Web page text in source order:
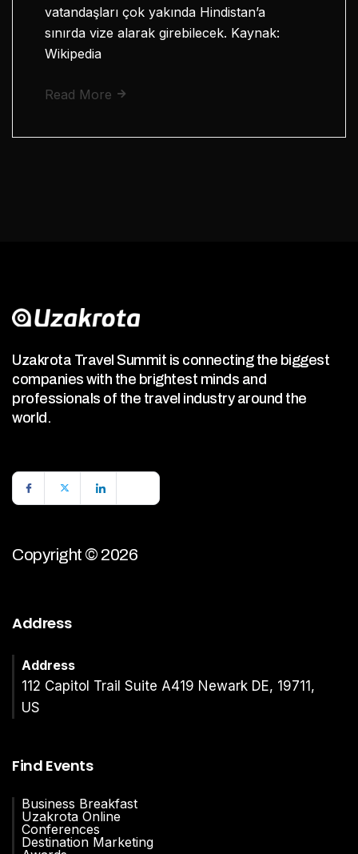
vatandaşları çok yakında Hindistan’a
sınırda vize alarak girebilecek. Kaynak:
Wikipedia
Read More
Uzakrota Travel Summit is connecting the biggest
companies with the brightest minds and
professionals of the travel industry around the
world.
Copyright © 2026
Address
Address
112 Capitol Trail Suite A419 Newark DE, 19711,
US
Find Events
Business Breakfast
Uzakrota Online
Conferences
Destination Marketing